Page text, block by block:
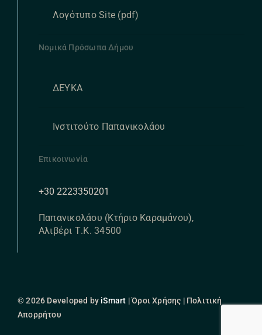
Λογότυπο Site (pdf)
Νομικά Πρόσωπα Δήμου
ΔΕΥΚΑ
Ινστιτούτο Παπανικολάου
Επικοινωνία
+30 2223350201
Παπανικολάου (Κτήριο Καραμάνου),
Αλιβέρι Τ.Κ. 34500
© 2026 Developed by iSmart | Όροι Χρήσης | Πολιτική
Απορρήτου